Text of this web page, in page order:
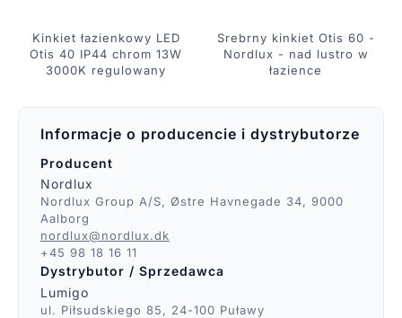
Kinkiet łazienkowy LED
Otis 40 IP44 chrom 13W
3000K regulowany
Srebrny kinkiet Otis 60 -
Nordlux - nad lustro w
łazience
Informacje o producencie i dystrybutorze
Producent
Nordlux
Nordlux Group A/S, Østre Havnegade 34, 9000
Aalborg
nordlux@nordlux.dk
+45 98 18 16 11
Dystrybutor / Sprzedawca
Lumigo
ul. Piłsudskiego 85, 24-100 Puławy